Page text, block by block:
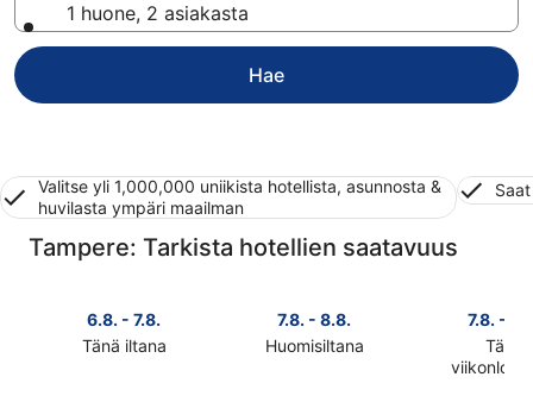
1 huone, 2 asiakasta
Hae
Valitse yli 1,000,000 uniikista hotellista, asunnosta &
huvilasta ympäri maailman
Tampere: Tarkista hotellien saatavuus
6.8. - 7.8.
Tänä iltana
7.8. - 8.8.
Huomisiltana
7.8. -
Tänä